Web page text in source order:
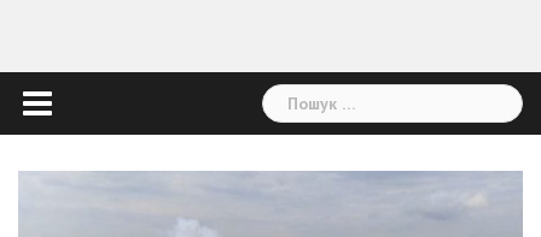
Пошук: